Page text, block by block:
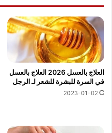
العلاج بالعسل 2026 العلاج بالعسل
في السرة للبشرة للشعر لـ الرجل
2023-01-02